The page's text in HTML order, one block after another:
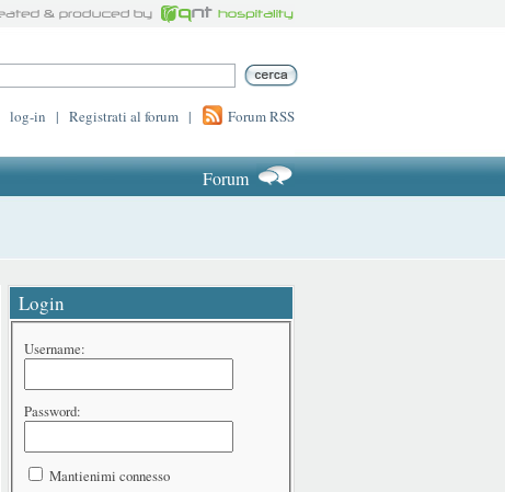
log-in | Registrati al forum | Forum RSS
Forum
Login
Username:
Password:
Mantienimi connesso